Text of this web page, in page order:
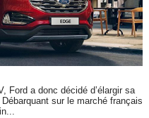
Ford a donc décidé d’élargir sa
sur le marché français